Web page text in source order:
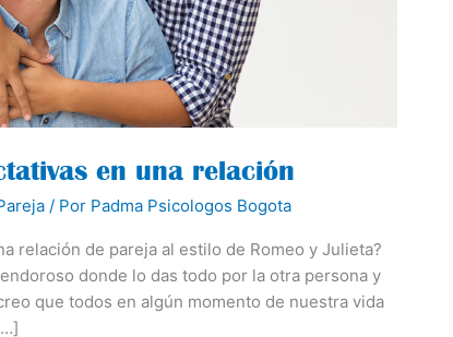
en una relación
/ Por Padma Psicologos Bogota
relación de pareja al estilo de Romeo y Julieta?
donde lo das todo por la otra persona y
que todos en algún momento de nuestra vida